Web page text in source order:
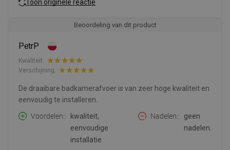
Toon originele reactie
Beoordeling van dit product
PetrP
Kwaliteit:
Verschijning:
De draaibare badkamerafvoer is van zeer hoge kwaliteit en
eenvoudig te installeren.
Voordelen:
kwaliteit,
eenvoudige
installatie.
Nadelen:
geen
nadelen.